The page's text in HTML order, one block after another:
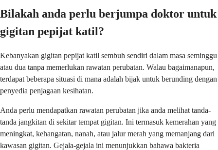
Bilakah anda perlu berjumpa doktor untuk
gigitan pepijat katil?
Kebanyakan gigitan pepijat katil sembuh sendiri dalam masa seminggu
atau dua tanpa memerlukan rawatan perubatan. Walau bagaimanapun,
terdapat beberapa situasi di mana adalah bijak untuk berunding dengan
penyedia penjagaan kesihatan.
Anda perlu mendapatkan rawatan perubatan jika anda melihat tanda-
tanda jangkitan di sekitar tempat gigitan. Ini termasuk kemerahan yang
meningkat, kehangatan, nanah, atau jalur merah yang memanjang dari
kawasan gigitan. Gejala-gejala ini menunjukkan bahawa bakteria